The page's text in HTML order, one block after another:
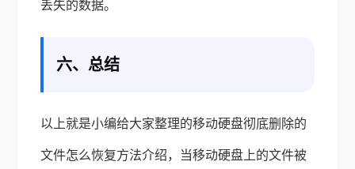
丢失的数据。
六、总结
以上就是小编给大家整理的移动硬盘彻底删除的
文件怎么恢复方法介绍，当移动硬盘上的文件被